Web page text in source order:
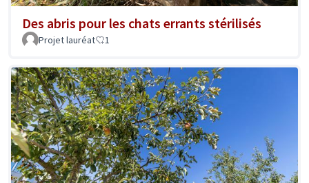
Des abris pour les chats errants stérilisés
Projet lauréat 1